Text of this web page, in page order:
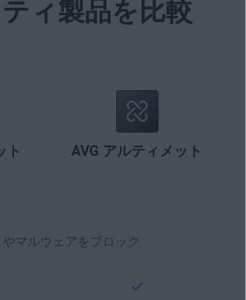
ィ製品を比較
ト
AVG アルティメット
やマルウェアをブロック